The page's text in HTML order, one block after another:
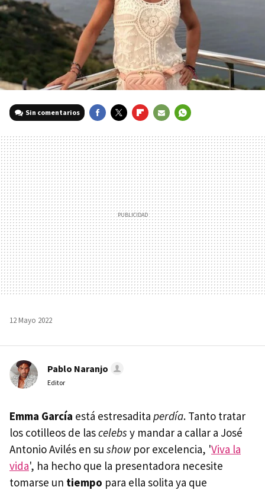
Sin comentarios
MAIL
12 Mayo 2022
Pablo Naranjo
Editor
Emma García está estresadita perdía. Tanto tratar
los cotilleos de lascelebs y mandar a callar a José
Antonio Avilés en su show por excelencia, 'Viva la
vida', ha hecho que la presentadora necesite
tomarse un tiempo para ella solita ya que